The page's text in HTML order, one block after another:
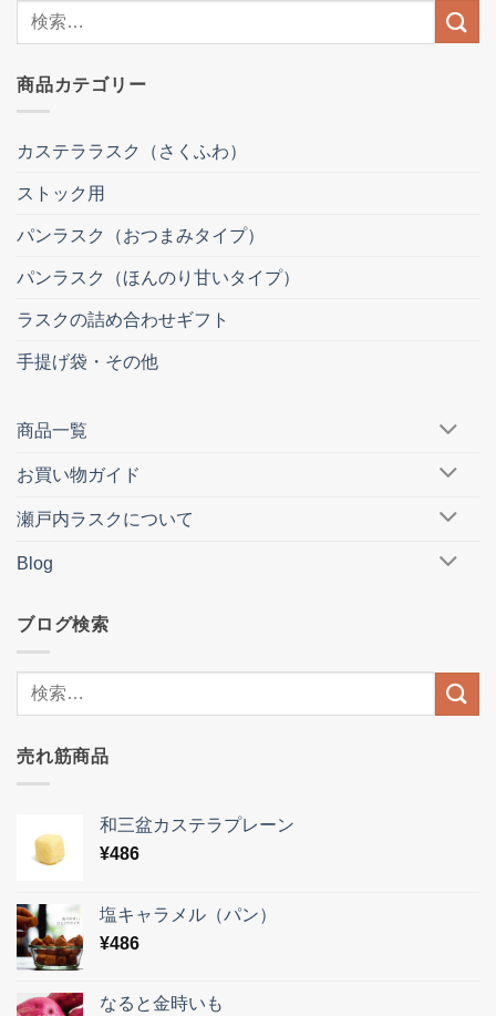
果:
商品カテゴリー
カステララスク（さくふわ）
ストック用
パンラスク（おつまみタイプ）
パンラスク（ほんのり甘いタイプ）
ラスクの詰め合わせギフト
手提げ袋・その他
商品一覧
お買い物ガイド
瀬戸内ラスクについて
Blog
ブログ検索
売れ筋商品
和三盆カステラプレーン
¥486
塩キャラメル（パン）
¥486
なると金時いも